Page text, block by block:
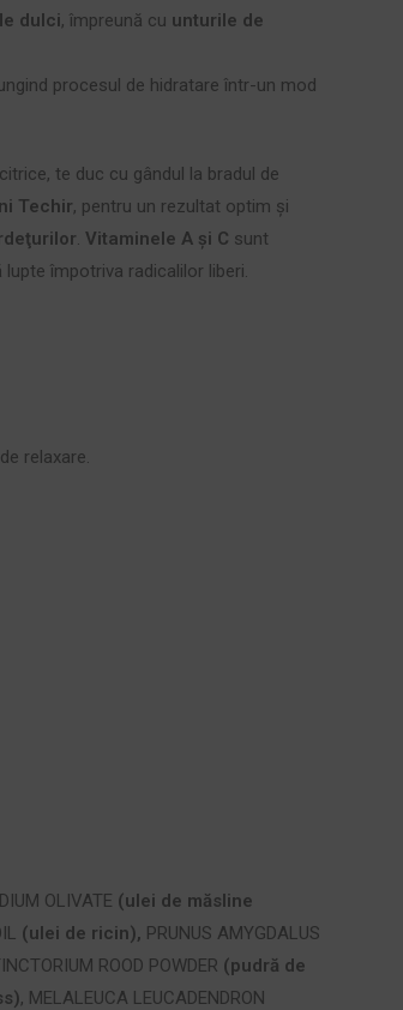
dulci, împreună cu unturile de
procesul de hidratare într-un mod
te duc cu gândul la bradul de
Techir, pentru un rezultat optim şi
.Vitaminele A şi C sunt
împotriva radicalilor liberi.
relaxare.
OLIVATE (ulei de măsline
(ulei de ricin), PRUNUS AMYGDALUS
ROOD POWDER (pudră de
, MELALEUCA LEUCADENDRON